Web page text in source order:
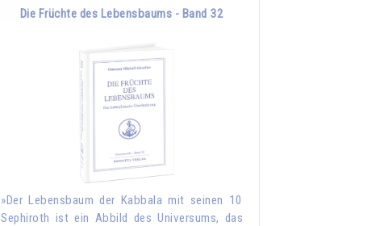
Die Früchte des Lebensbaums - Band 32
»Der Lebensbaum der Kabbala mit seinen 10
Sephiroth ist ein Abbild des Universums, das